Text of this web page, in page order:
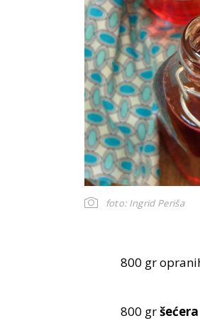
foto: Ingrid Periša
800 gr
800 gršećera